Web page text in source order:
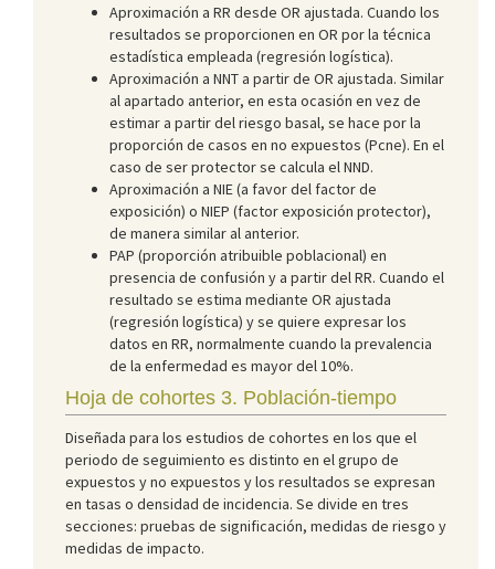
Aproximación a RR desde OR ajustada. Cuando los
resultados se proporcionen en OR por la técnica
estadística empleada (regresión logística).
Aproximación a NNT a partir de OR ajustada. Similar
al apartado anterior, en esta ocasión en vez de
estimar a partir del riesgo basal, se hace por la
proporción de casos en no expuestos (Pcne). En el
caso de ser protector se calcula el NND.
Aproximación a NIE (a favor del factor de
exposición) o NIEP (factor exposición protector),
de manera similar al anterior.
PAP (proporción atribuible poblacional) en
presencia de confusión y a partir del RR. Cuando el
resultado se estima mediante OR ajustada
(regresión logística) y se quiere expresar los
datos en RR, normalmente cuando la prevalencia
de la enfermedad es mayor del 10%.
Hoja de cohortes 3. Población-tiempo
Diseñada para los estudios de cohortes en los que el
periodo de seguimiento es distinto en el grupo de
expuestos y no expuestos y los resultados se expresan
en tasas o densidad de incidencia. Se divide en tres
secciones: pruebas de significación, medidas de riesgo y
medidas de impacto.